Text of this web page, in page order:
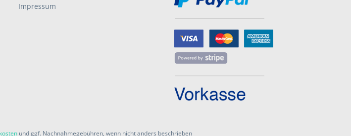
Impressum
und ggf. Nachnahmegebühren, wenn nicht anders beschrieben